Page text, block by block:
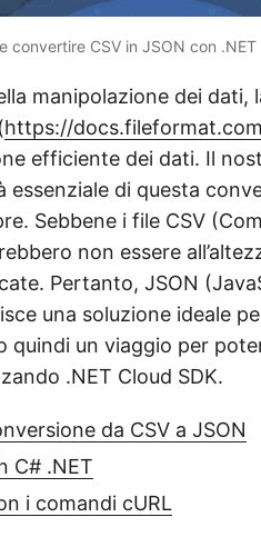
convertire CSV in JSON con .NET
manipolazione dei
https://
efficiente dei dati. Il
essenziale di questa
Sebbene i file CSV
non essere
Pertanto, JSON
una soluzione ideale
quindi un viaggio per
.NET Cloud SDK.
da CSV a JSON
C# .NET
i comandi cURL